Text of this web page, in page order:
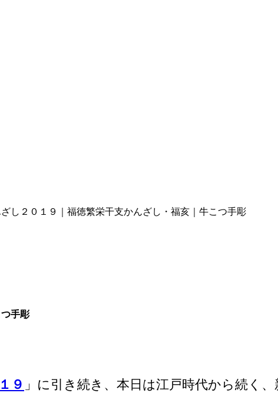
し２０１９｜福徳繁栄干支かんざし・福亥｜牛こつ手彫
手彫
９ 」に引き続き、本日は江戸時代から続く